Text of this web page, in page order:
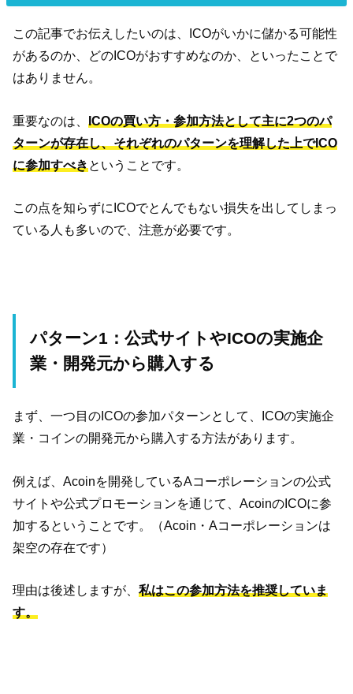
この記事でお伝えしたいのは、ICOがいかに儲かる可能性
があるのか、どのICOがおすすめなのか、といったことで
はありません。
重要なのは、 ICOの買い方・参加方法として主に2つのパ
ターンが存在し、それぞれのパターンを理解した上でICO
に参加すべき ということです。
この点を知らずにICOでとんでもない損失を出してしまっ
ている人も多いので、注意が必要です。
パターン1：公式サイトやICOの実施企
業・開発元から購入する
まず、一つ目のICOの参加パターンとして、ICOの実施企
業・コインの開発元から購入する方法があります。
例えば、Acoinを開発しているAコーポレーションの公式
サイトや公式プロモーションを通じて、AcoinのICOに参
加するということです。（Acoin・Aコーポレーションは
架空の存在です）
理由は後述しますが、私はこの参加方法を推奨していま
す。